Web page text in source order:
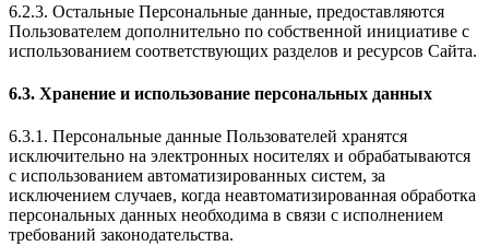
6.2.3. Остальные Персональные данные, предоставляются
Пользователем дополнительно по собственной инициативе с
использованием соответствующих разделов и ресурсов Сайта.
6.3. Хранение и использование персональных данных
6.3.1. Персональные данные Пользователей хранятся
исключительно на электронных носителях и обрабатываются
с использованием автоматизированных систем, за
исключением случаев, когда неавтоматизированная обработка
персональных данных необходима в связи с исполнением
требований законодательства.